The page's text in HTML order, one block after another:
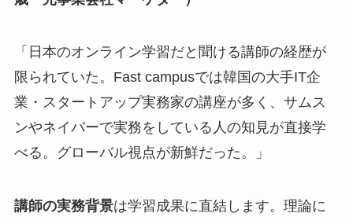
「日本のオンライン学習だと聞ける講師の経歴が
限られていた。Fast campusでは韓国の大手IT企
業・スタートアップ実務家の講座が多く、サムス
ンやネイバーで実務をしている人の知見が直接学
べる。グローバル視点が新鮮だった。」
講師の実務背景は学習成果に直結します。理論に